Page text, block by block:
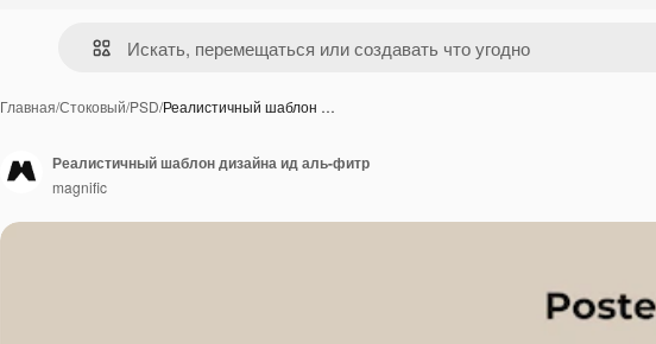
Главная/Стоковый/PSD/Реалистичный шаблон …
Реалистичный шаблон дизайна ид аль-фитр
magnific